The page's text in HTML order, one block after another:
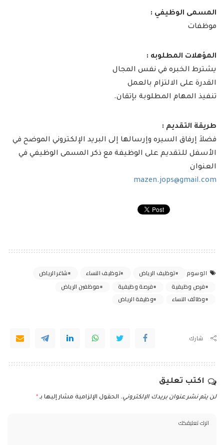
المسمى الوظيفي :
موظفات
المؤهلات المطلوبه :
يشترط الخبره في نفس المجال
القدرة على الالتزام بالعمل
تنفيذ المهام المطلوبة بإتقان.
طريقة التقديم :
فضلاَ إرفاق السيره وإرسالها إلى البريد الإلكتروني الموضح في
الأسفل للتقديم على الوظيفة مع ذكر المسمى الوظيفي في
العنوان
mazen.jops@gmail.com
الوسوم توظيف الرياض توظيف النساء
شاغر الرياض
فرص وظيفية
فرصة وظيفية
موظفين الرياض
وظائف النساء
وظيفة الرياض
شارك
اكتب تعليق
لن يتم نشر عنوان بريدك الإلكتروني. الحقول الإلزامية مشار إليها بـ *